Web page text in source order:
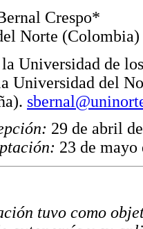
Crespo*
Norte (Colombia)
Universidad de
Universidad del
29 de abril
23 de mayo
tuvo como